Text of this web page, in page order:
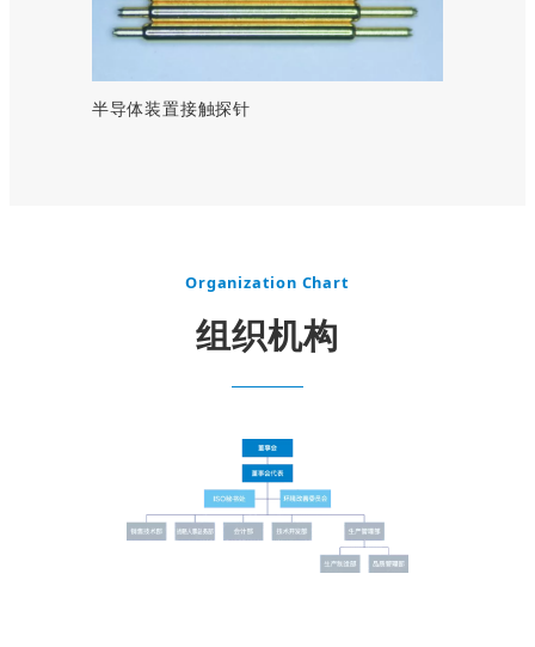
半导体装置接触探针
Organization Chart
组织机构